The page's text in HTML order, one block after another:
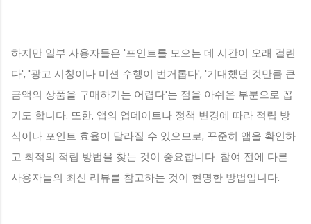
하지만 일부 사용자들은 '포인트를 모으는 데 시간이 오래 걸린
다', '광고 시청이나 미션 수행이 번거롭다', '기대했던 것만큼 큰
금액의 상품을 구매하기는 어렵다'는 점을 아쉬운 부분으로 꼽
기도 합니다. 또한, 앱의 업데이트나 정책 변경에 따라 적립 방
식이나 포인트 효율이 달라질 수 있으므로, 꾸준히 앱을 확인하
고 최적의 적립 방법을 찾는 것이 중요합니다. 참여 전에 다른
사용자들의 최신 리뷰를 참고하는 것이 현명한 방법입니다.